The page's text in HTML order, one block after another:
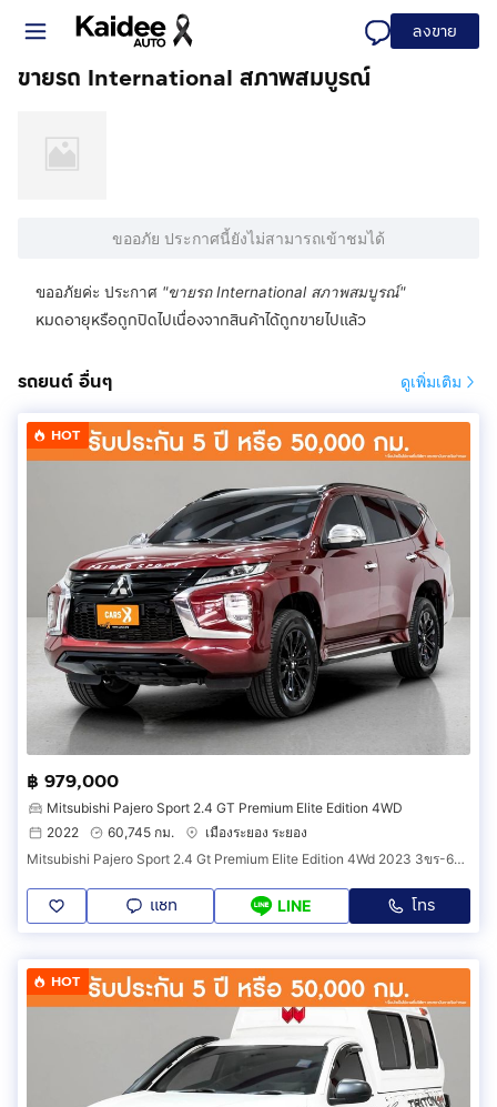
ลงขาย
ขายรถ International สภาพสมบูรณ์
ขออภัย ประกาศนี้ยังไม่สามารถเข้าชมได้
ขออภัยค่ะ ประกาศ "ขายรถ International สภาพสมบูรณ์"
หมดอายุหรือถูกปิดไปเนื่องจากสินค้าได้ถูกขายไปแล้ว
รถยนต์ อื่นๆ ดูเพิ่มเติม
HOT
฿ 979,000
Mitsubishi Pajero Sport 2.4 GT Premium Elite Edition 4WD
2022
60,745 กม.
เมืองระยอง ระยอง
Mitsubishi Pajero Sport 2.4 Gt Premium Elite Edition 4Wd 2023 3ขร-6884
แชท LINE โทร
HOT